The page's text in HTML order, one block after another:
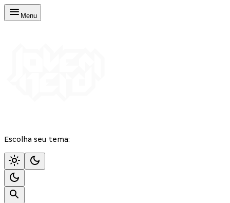
Menu
Escolha seu tema: